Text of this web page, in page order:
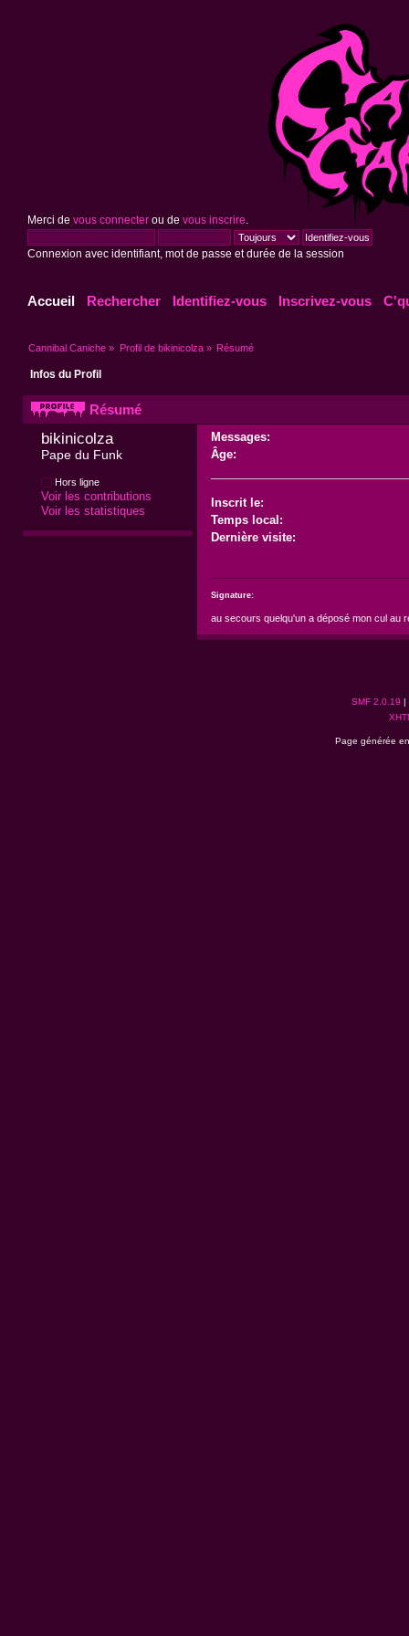
Merci de vous connecterou de vous inscrire
Connexion avec identifiant, mot de passe et durée de la session
Accueil Rechercher Identifiez-vous Inscrivez-vous
Cannibal Caniche » Profil de bikinicolza» Résumé
Infos du Profil
Résumé
bikinicolza
Pape du Funk
Hors ligne
Voir les contributions
Voir les statistiques
Messages:
Âge:
Inscrit le:
Temps local:
Dernière visite:
Signature:
au secours quelqu'un a déposé mon cul au
SMF 2.0.19 |
Page générée